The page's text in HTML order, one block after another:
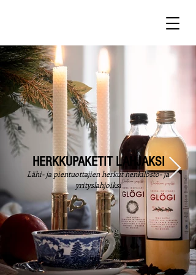
Lähi- ja pientuottajien herkut henkilöstö- ja
yrityslahjoiksi
HERKKUPAKETIT LAHJAKSI